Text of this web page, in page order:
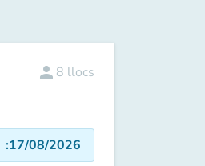
person 8 llocs
:17/08/2026